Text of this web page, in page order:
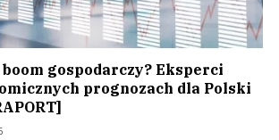
boom gospodarczy? Eksperci
prognozach dla Polski